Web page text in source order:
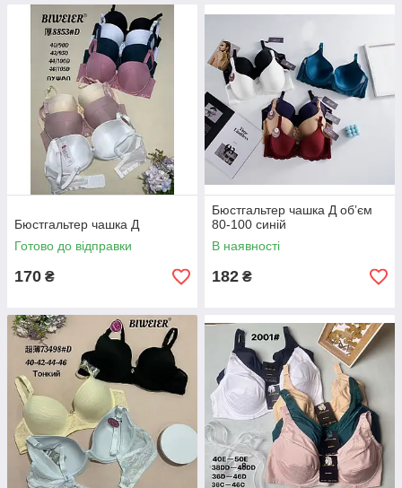
Бюстгальтер чашка Д
Готово до відправки
170 ₴
Бюстгальтер чашка Д обʼєм
80-100 синій
В наявності
182 ₴